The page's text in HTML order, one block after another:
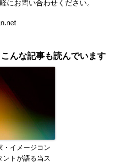
にお問い合わせください。
んな記事も読んでいます
・イメージコン
ントが語る当ス